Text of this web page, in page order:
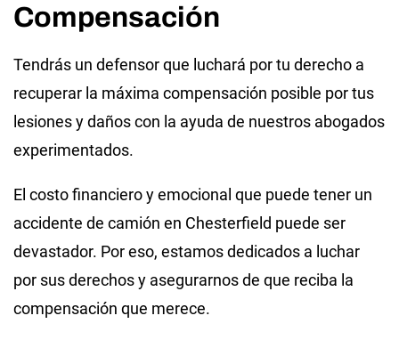
Compensación
Tendrás un defensor que luchará por tu derecho a
recuperar la máxima compensación posible por tus
lesiones y daños con la ayuda de nuestros abogados
experimentados.
El costo financiero y emocional que puede tener un
accidente de camión en Chesterfield puede ser
devastador. Por eso, estamos dedicados a luchar
por sus derechos y asegurarnos de que reciba la
compensación que merece.